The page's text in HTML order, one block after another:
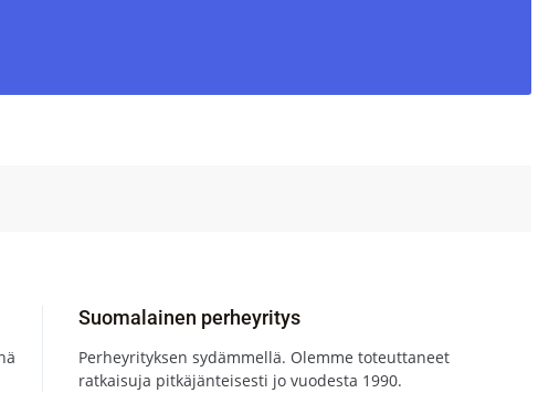
Suomalainen perheyritys
Perheyrityksen sydämmellä. Olemme toteuttaneet
ratkaisuja pitkäjänteisesti jo vuodesta 1990.